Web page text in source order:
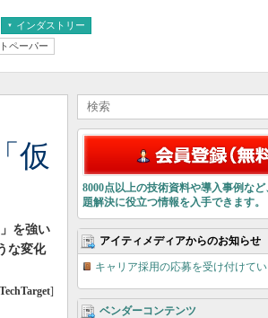
インダストリー
ペーパー
仮
を強い
な変化
TechTarget]
8000点以上の技術資料や導入事例な
題解決に役立つ情報を入手できます。
アイティメディアからのお知らせ
キャリア採用の応募を受け付けて
ベンダーコンテンツ